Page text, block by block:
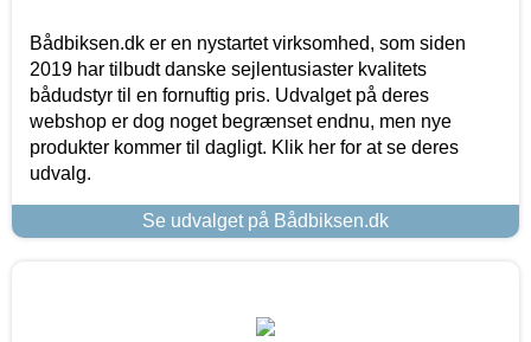
Bådbiksen.dk er en nystartet virksomhed, som siden
2019 har tilbudt danske sejlentusiaster kvalitets
bådudstyr til en fornuftig pris. Udvalget på deres
webshop er dog noget begrænset endnu, men nye
produkter kommer til dagligt. Klik her for at se deres
udvalg.
Se udvalget på Bådbiksen.dk